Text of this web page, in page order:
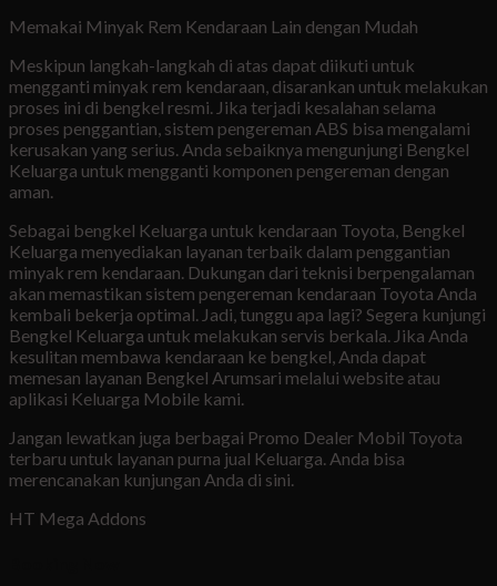
Memakai Minyak Rem Kendaraan Lain dengan Mudah
Meskipun langkah-langkah di atas dapat diikuti untuk
mengganti minyak rem kendaraan, disarankan untuk melakukan
proses ini di bengkel resmi. Jika terjadi kesalahan selama
proses penggantian, sistem pengereman ABS bisa mengalami
kerusakan yang serius. Anda sebaiknya mengunjungi Bengkel
Keluarga untuk mengganti komponen pengereman dengan
aman.
Sebagai bengkel Keluarga untuk kendaraan Toyota, Bengkel
Keluarga menyediakan layanan terbaik dalam penggantian
minyak rem kendaraan. Dukungan dari teknisi berpengalaman
akan memastikan sistem pengereman kendaraan Toyota Anda
kembali bekerja optimal. Jadi, tunggu apa lagi? Segera kunjungi
Bengkel Keluarga untuk melakukan servis berkala. Jika Anda
kesulitan membawa kendaraan ke bengkel, Anda dapat
memesan layanan Bengkel Arumsari melalui website atau
aplikasi Keluarga Mobile kami.
Jangan lewatkan juga berbagai Promo Dealer Mobil Toyota
terbaru untuk layanan purna jual Keluarga. Anda bisa
merencanakan kunjungan Anda di sini.
HT Mega Addons